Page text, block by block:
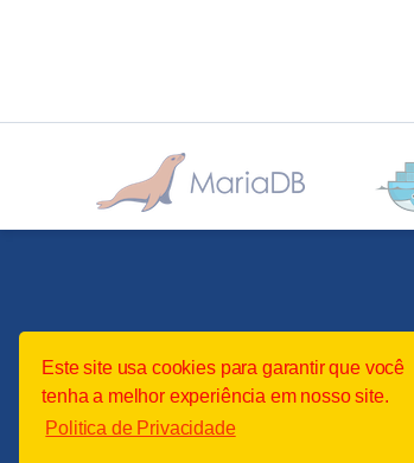
Este site usa cookies para garantir que você
tenha a melhor experiência em nosso site.
Politica de Privacidade
Backup em Nuvem
Buscar Domínio